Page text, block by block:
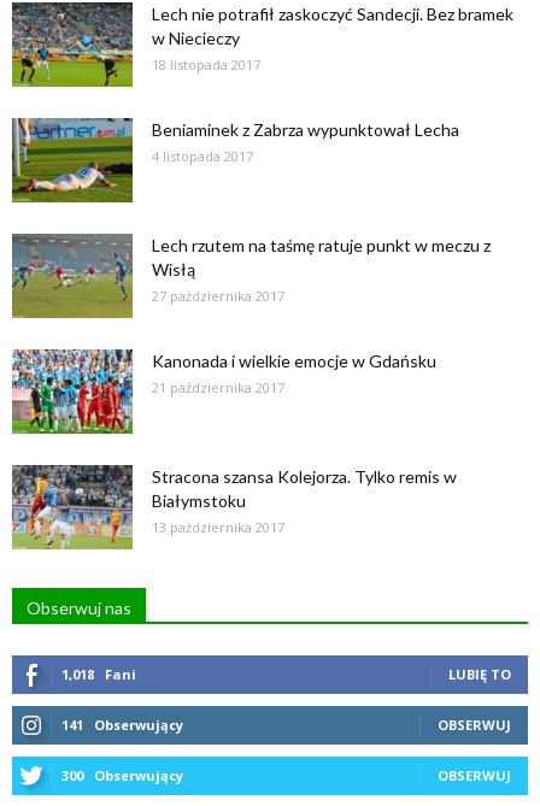
Lech nie potrafił zaskoczyć Sandecji. Bez bramek
w Niecieczy
18 listopada 2017
Beniaminek z Zabrza wypunktował Lecha
4 listopada 2017
Lech rzutem na taśmę ratuje punkt w meczu z
Wisłą
27 października 2017
Kanonada i wielkie emocje w Gdańsku
21 października 2017
Stracona szansa Kolejorza. Tylko remis w
Białymstoku
13 października 2017
Obserwuj nas
1,018 Fani LUBIĘ TO
141 Obserwujący OBSERWUJ
300 Obserwujący OBSERWUJ